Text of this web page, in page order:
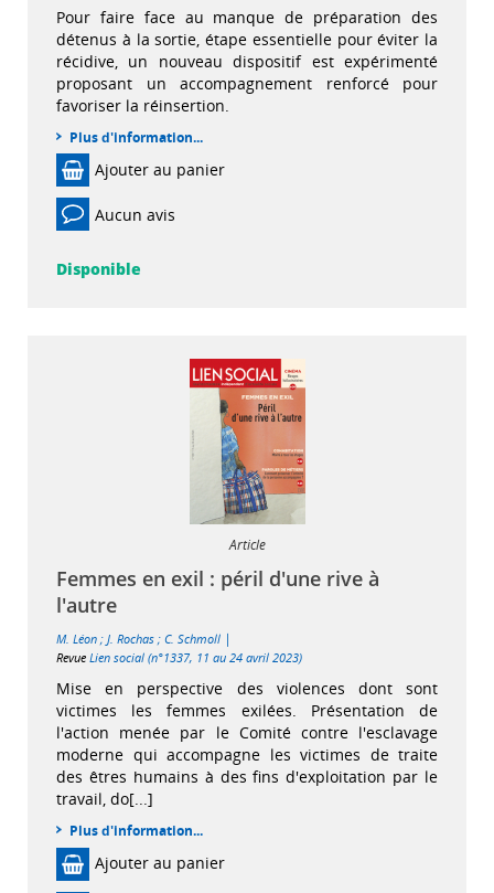
Pour faire face au manque de préparation des
détenus à la sortie, étape essentielle pour éviter la
récidive, un nouveau dispositif est expérimenté
proposant un accompagnement renforcé pour
favoriser la réinsertion.
Plus d'information...
Ajouter au panier
Aucun avis
Disponible
Article
Femmes en exil : péril d'une rive à
l'autre
M. Léon ; J. Rochas ; C. Schmoll |
Revue Lien social (n°1337, 11 au 24 avril 2023)
Mise en perspective des violences dont sont
victimes les femmes exilées. Présentation de
l'action menée par le Comité contre l'esclavage
moderne qui accompagne les victimes de traite
des êtres humains à des fins d'exploitation par le
travail, do[...]
Plus d'information...
Ajouter au panier